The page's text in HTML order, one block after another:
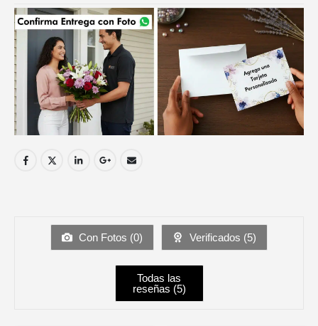
Con Fotos (0) Verificados (5)
Todas las
reseñas (5)